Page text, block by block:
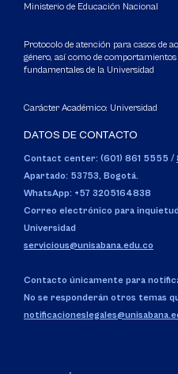
Ministerio de Educación Nacional
Protocolo de atención para casos de
género, así como de
fundamentales de la Universidad
Carácter Académico: Universidad
DATOS DE CONTACTO
Contact center: (601) 861 5555 /
Apartado: 53753, Bogotá.
WhatsApp: +57 3205164838
Correo electrónico para
Universidad
servicious@unisabana.edu.co
Contacto únicamente para
No se responderán otros temas